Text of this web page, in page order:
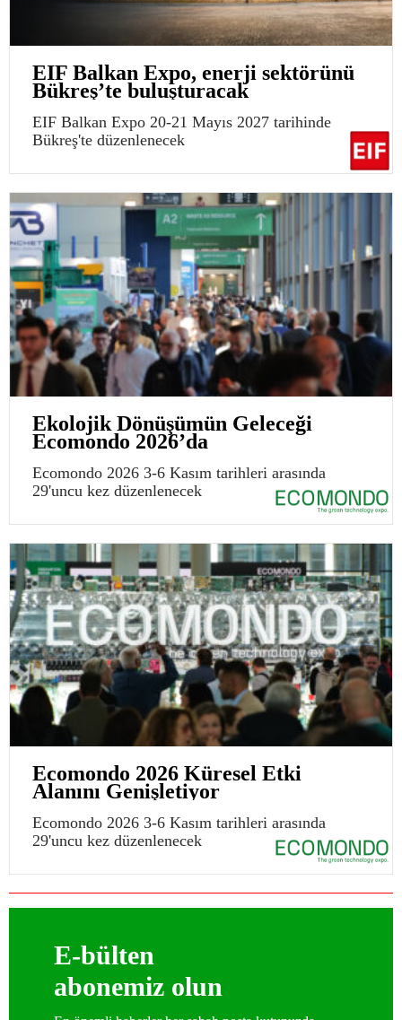
EIF Balkan Expo, enerji sektörünü
Bükreş’te buluşturacak
EIF Balkan Expo 20-21 Mayıs 2027 tarihinde
Bükreş'te düzenlenecek
Ekolojik Dönüşümün Geleceği
Ecomondo 2026’da
Ecomondo 2026 3-6 Kasım tarihleri arasında
29'uncu kez düzenlenecek
Ecomondo 2026 Küresel Etki
Alanını Genişletiyor
Ecomondo 2026 3-6 Kasım tarihleri arasında
29'uncu kez düzenlenecek
E-bülten
abonemiz olun